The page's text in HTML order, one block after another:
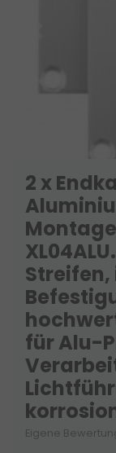
2 x
Streifen,
für Alu-
Eigene